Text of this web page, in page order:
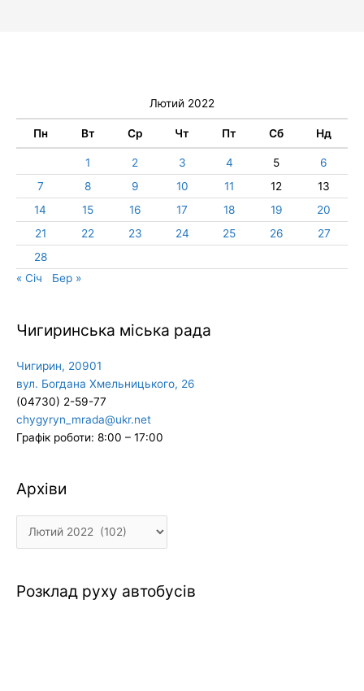
Лютий 2022
Пн Вт Ср Чт Пт Сб Нд
1 2 3 4 5
6
7
8 9 10 11 12
13
14
15 16 17 18 19
20
21
22 23 24 25 26
27
28
« Січ
Бер »
Чигиринська міська рада
Чигирин, 20901
вул. Богдана Хмельницького, 26
(04730) 2-59-77
chygyryn_mrada@ukr.net
Графік роботи: 8:00 – 17:00
Архіви
Архіви
Розклад руху автобусів